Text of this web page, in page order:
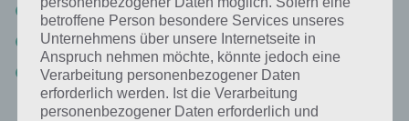
Die Qualität der Musikinstrumente (Stichwort “Shop”)
Solos während der Songaufnahme
Promotion (Internet-Hit, Kommentare eurer Bandmitglieder zu
Fans, Song (zufallsbasiert)
betroffene Person besondere Services unseres
Unternehmens über unsere Internetseite in
Anspruch nehmen möchte, könnte jedoch eine
Verarbeitung personenbezogener Daten
erforderlich werden. Ist die Verarbeitung
personenbezogener Daten erforderlich und